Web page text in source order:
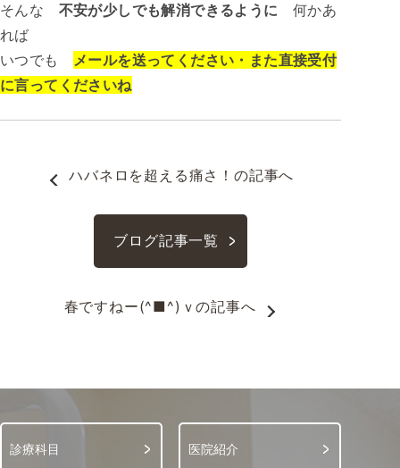
そんな 不安が少しでも解消できるように何かあ
れば
いつでも メールを送ってください・また直接受付
に言ってくださいね
ハバネロを超える痛さ！ の記事へ
ブログ記事一覧
春ですねー(^■^)ｖの記事へ
診療科目 医院紹介